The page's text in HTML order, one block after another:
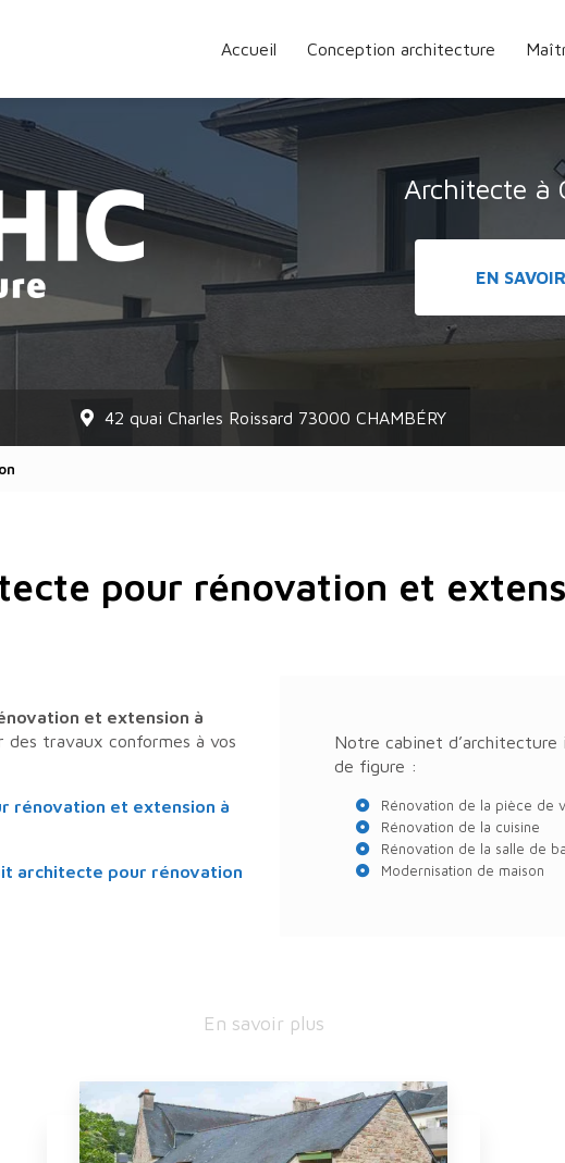
Accueil
Conception architecture
Architecte à
EN
42 quai Charles Roissard 73000 CHAMBÉRY
pour rénovation et
et extension à
des travaux conformes à vos
rénovation et extension à
architecte pour rénovation
Notre cabinet
de figure :
Rénovation de la pièce de
Rénovation de la cuisine
Rénovation de la salle de
Modernisation de maison
En savoir plus